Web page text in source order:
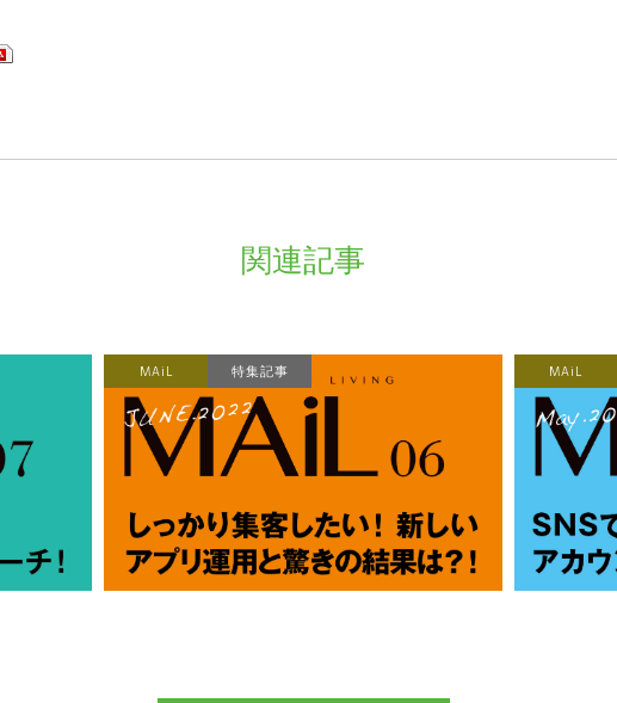
関連記事
MAiL 特集記事 MAiL